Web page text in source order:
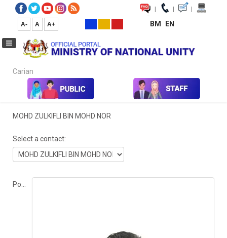
| | |
A- A A+ BM EN
Carian...
MOHD ZULKIFLI BIN MOHD NOR
Select a contact: